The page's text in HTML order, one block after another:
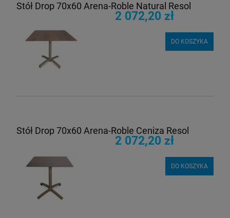
Stół Drop 70x60 Arena-Roble Natural Resol
2 072,20 zł
DO KOSZYKA
Stół Drop 70x60 Arena-Roble Ceniza Resol
2 072,20 zł
DO KOSZYKA